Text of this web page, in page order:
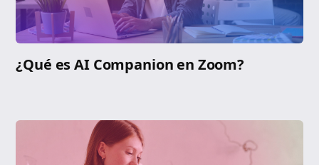
¿Qué es AI Companion en Zoom?